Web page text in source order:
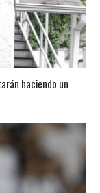
haciendo un